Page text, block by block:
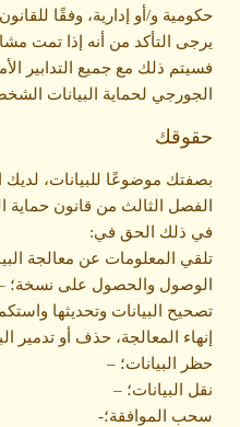
حكومية و/أو إدارية، وفقًا
يرجى التأكد من أنه إذا تمت
فسيتم ذلك مع جميع التدابير
الجورجي لحماية البيانات
حقوقك
بصفتك موضوعًا للبيانات،
الفصل الثالث من قانون حماية
في ذلك الحق في:
تلقي المعلومات عن معالجة
الوصول والحصول على نسخة؛
تصحيح البيانات وتحديثها
إنهاء المعالجة، حذف أو تدمير
حظر البيانات؛ –
نقل البيانات؛ –
سحب الموافقة؛-